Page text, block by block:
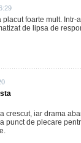
placut foarte mult.
de lipsa de
crescut, iar drama
punct de plecare